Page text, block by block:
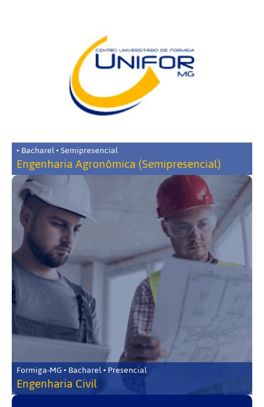
• Bacharel • Semipresencial
Engenharia Agronômica (Semipresencial)
Formiga-MG • Bacharel • Presencial
Engenharia Civil